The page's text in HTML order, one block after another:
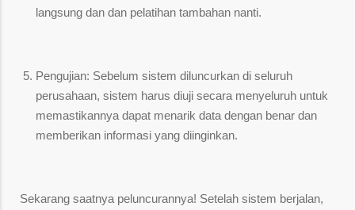
langsung dan dan pelatihan tambahan nanti.
Pengujian: Sebelum sistem diluncurkan di seluruh
perusahaan, sistem harus diuji secara menyeluruh untuk
memastikannya dapat menarik data dengan benar dan
memberikan informasi yang diinginkan.
Sekarang saatnya peluncurannya! Setelah sistem berjalan,